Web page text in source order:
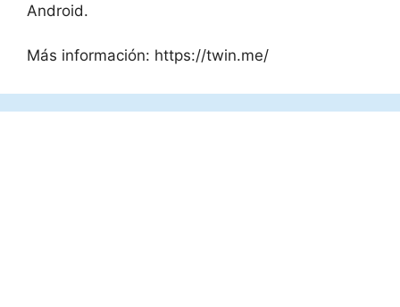
Android.
Más información: https://twin.me/